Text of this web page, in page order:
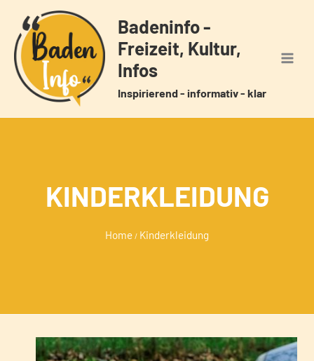
Inhalt
springen
Badeninfo -
Freizeit, Kultur,
Infos
Inspirierend - informativ - klar
KINDERKLEIDUNG
Home / Kinderkleidung